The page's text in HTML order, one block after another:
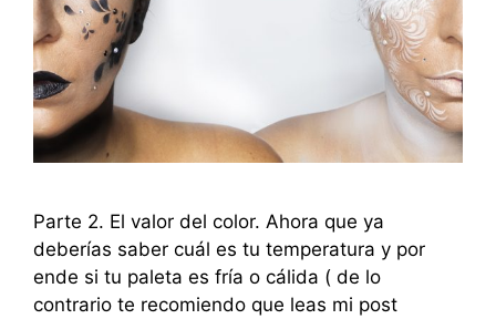
Parte 2. El valor del color. Ahora que ya
deberías saber cuál es tu temperatura y por
ende si tu paleta es fría o cálida ( de lo
contrario te recomiendo que leas mi post